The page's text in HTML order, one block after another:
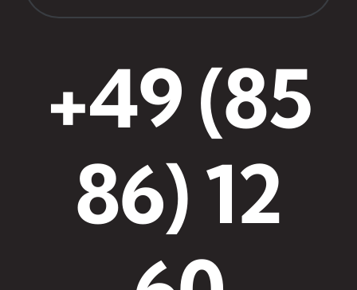
+49 (85
86) 12